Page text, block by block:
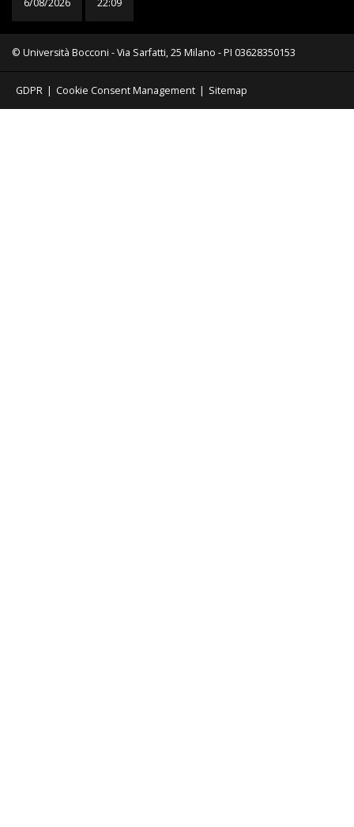
6/08/2026 22:09
© Università Bocconi - Via Sarfatti, 25 Milano - PI 03628350153
GDPR | Cookie Consent Management | Sitemap